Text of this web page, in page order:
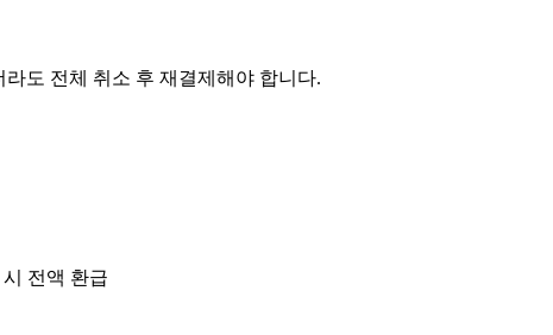
도 전체 취소 후 재결제해야 합니다.
전액 환급